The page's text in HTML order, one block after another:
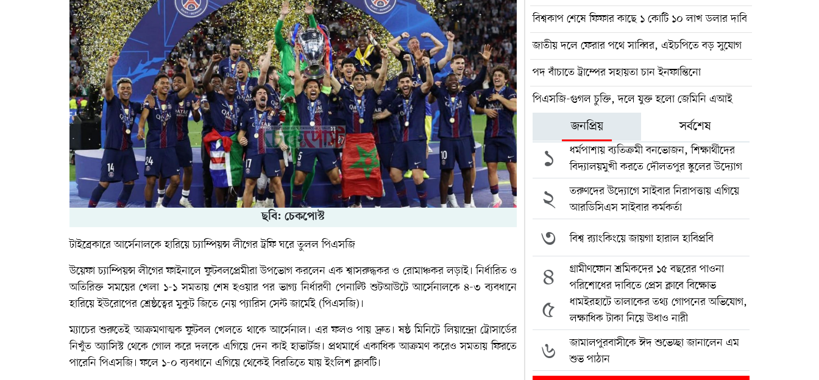
ছবি: চেকপোস্ট
টাইব্রেকারে আর্সেনালকে হারিয়ে চ্যাম্পিয়ন্স লীগের ট্রফি ঘরে তুলল পিএসজি
উয়েফা চ্যাম্পিয়ন্স লীগের ফাইনালে ফুটবলপ্রেমীরা উপভোগ করলেন এক শ্বাসরুদ্ধকর ও রোমাঞ্চকর লড়াই। নির্ধারিত ও
অতিরিক্ত সময়ের খেলা ১-১ সমতায় শেষ হওয়ার পর ভাগ্য নির্ধারণী পেনাল্টি শুটআউটে আর্সেনালকে ৪-৩ ব্যবধানে
হারিয়ে ইউরোপের শ্রেষ্ঠত্বের মুকুট জিতে নেয় প্যারিস সেন্ট জার্মেই (পিএসজি)।
ম্যাচের শুরুতেই আক্রমণাত্মক ফুটবল খেলতে থাকে আর্সেনাল। এর ফলও পায় দ্রুত। ষষ্ঠ মিনিটে লিয়ান্দ্রো ট্রোসার্ডের
নিখুঁত অ্যাসিস্ট থেকে গোল করে দলকে এগিয়ে দেন কাই হাভার্টজ। প্রথমার্ধে একাধিক আক্রমণ করেও সমতায় ফিরতে
পারেনি পিএসজি। ফলে ১-০ ব্যবধানে এগিয়ে থেকেই বিরতিতে যায় ইংলিশ ক্লাবটি।
বিশ্বকাপ শেষে ফিফার কাছে ১ কোটি ১০ লাখ ডলার দাবি
জাতীয় দলে ফেরার পথে সাব্বির, এইচপিতে বড় সুযোগ
পদ বাঁচাতে ট্রাম্পের সহায়তা চান ইনফান্তিনো
পিএসজি-গুগল চুক্তি, দলে যুক্ত হলো জেমিনি এআই
জনপ্রিয় সর্বশেষ
১
ধর্মপাশায় ব্যতিক্রমী বনভোজন, শিক্ষার্থীদের
বিদ্যালয়মুখী করতে দৌলতপুর স্কুলের উদ্যোগ
২
তরুণদের উদ্যোগে সাইবার নিরাপত্তায় এগিয়ে
আরডিসিএস সাইবার কর্মকর্তা
৩ বিশ্ব র‍্যাংকিংয়ে জায়গা হারাল হাবিপ্রবি
৪
গ্রামীণফোন শ্রমিকদের ১৫ বছরের পাওনা
পরিশোধের দাবিতে প্রেস ক্লাবে বিক্ষোভ
৫
ধামইরহাটে তালাকের তথ্য গোপনের অভিযোগ,
লক্ষাধিক টাকা নিয়ে উধাও নারী
৬
জামালপুরবাসীকে ঈদ শুভেচ্ছা জানালেন এম
শুভ পাঠান